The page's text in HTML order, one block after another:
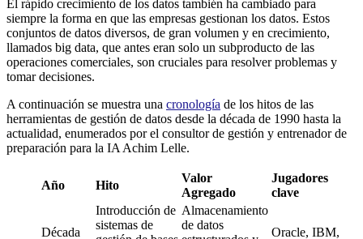
El rápido crecimiento de los datos también ha cambiado para
siempre la forma en que las empresas gestionan los datos. Estos
conjuntos de datos diversos, de gran volumen y en crecimiento,
llamados big data, que antes eran solo un subproducto de las
operaciones comerciales, son cruciales para resolver problemas y
tomar decisiones.
A continuación se muestra una cronología de los hitos de las
herramientas de gestión de datos desde la década de 1990 hasta la
actualidad, enumerados por el consultor de gestión y entrenador de
preparación para la IA Achim Lelle.
Año Hito
Valor
Agregado
Jugadores
clave
Década
Introducción de
sistemas de
Almacenamiento
de datos
Oracle, IBM,